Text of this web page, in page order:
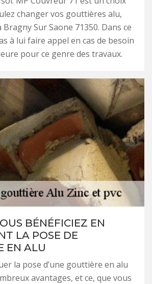
changer vos gouttières alu,
Bragny Sur Saone 71350. Dans ce
à lui faire appel en cas de besoin
pour ce genre des travaux.
BÉNÉFICIEZ EN
LA POSE DE
EN ALU
la pose d’une gouttière en alu
avantages, et ce, que vous